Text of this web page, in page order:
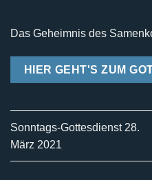
Das Geheimnis des
HIER GEHT'S ZUM
Sonntags-Gottesdienst 28.
März 2021